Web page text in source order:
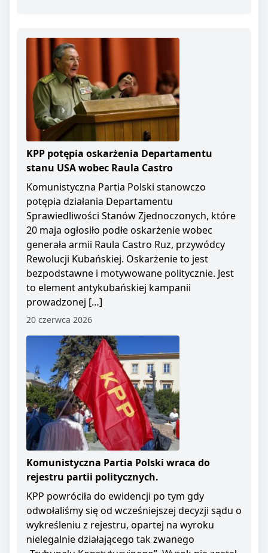
KPP potępia oskarżenia Departamentu
stanu USA wobec Raula Castro
Komunistyczna Partia Polski stanowczo
potępia działania Departamentu
Sprawiedliwości Stanów Zjednoczonych, które
20 maja ogłosiło podłe oskarżenie wobec
generała armii Raula Castro Ruz, przywódcy
Rewolucji Kubańskiej. Oskarżenie to jest
bezpodstawne i motywowane politycznie. Jest
to element antykubańskiej kampanii
prowadzonej […]
20 czerwca 2026
Komunistyczna Partia Polski wraca do
rejestru partii politycznych.
KPP powróciła do ewidencji po tym gdy
odwołaliśmy się od wcześniejszej decyzji sądu o
wykreśleniu z rejestru, opartej na wyroku
nielegalnie działającego tak zwanego